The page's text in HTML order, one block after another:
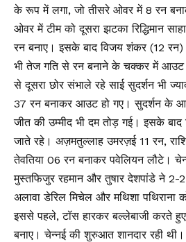
के रूप में लगा, जो तीसरे ओवर में 8 रन
ओवर में टीम को दूसरा झटका रिद्धिमान
रन बनाए। इसके बाद विजय शंकर (12
भी तेज गति से रन बनाने के चक्कर में आउट
से दूसरा छोर संभाले रहे साई सुदर्शन भी
37 रन बनाकर आउट हो गए। सुदर्शन के
जीत की उम्मीद भी दम तोड़ गई। इसके
जाते रहे। अज़मतुल्लाह उमरज़ई 11 रन,
तेवतिया 06 रन बनाकर पवेलियन लौटे।
मुस्तफिजुर रहमान और तुषार देशपांडे ने
अलावा डेरिल मिचेल और मथिशा पथिराना
इससे पहले, टॉस हारकर बल्लेबाजी करते
बनाए। चेन्नई की शुरुआत शानदार रही